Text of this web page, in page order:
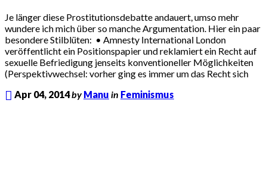
Je länger diese Prostitutionsdebatte andauert, umso mehr
wundere ich mich über so manche Argumentation. Hier ein paar
besondere Stilblüten: • Amnesty International London
veröffentlicht ein Positionspapier und reklamiert ein Recht auf
sexuelle Befriedigung jenseits konventioneller Möglichkeiten
(Perspektivwechsel: vorher ging es immer um das Recht sich
Apr 04, 2014by Manu in Feminismus